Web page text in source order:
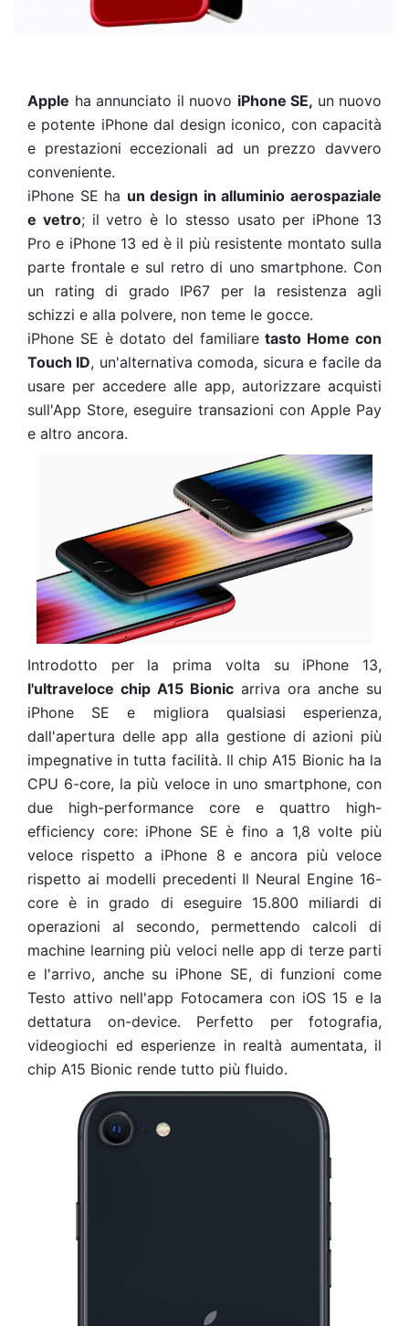
Apple ha annunciato il nuovo iPhone SE, un nuovo
e potente iPhone dal design iconico, con capacità
e prestazioni eccezionali ad un prezzo davvero
conveniente.
iPhone SE ha un design in alluminio aerospaziale
e vetro; il vetro è lo stesso usato per iPhone 13
Pro e iPhone 13 ed è il più resistente montato sulla
parte frontale e sul retro di uno smartphone. Con
un rating di grado IP67 per la resistenza agli
schizzi e alla polvere, non teme le gocce.
iPhone SE è dotato del familiare tasto Home con
Touch ID, un'alternativa comoda, sicura e facile da
usare per accedere alle app, autorizzare acquisti
sull'App Store, eseguire transazioni con Apple Pay
e altro ancora.
Introdotto per la prima volta su iPhone 13,
l'ultraveloce chip A15 Bionic arriva ora anche su
iPhone SE e migliora qualsiasi esperienza,
dall'apertura delle app alla gestione di azioni più
impegnative in tutta facilità. Il chip A15 Bionic ha la
CPU 6-core, la più veloce in uno smartphone, con
due high-performance core e quattro high-
efficiency core: iPhone SE è fino a 1,8 volte più
veloce rispetto a iPhone 8 e ancora più veloce
rispetto ai modelli precedenti Il Neural Engine 16-
core è in grado di eseguire 15.800 miliardi di
operazioni al secondo, permettendo calcoli di
machine learning più veloci nelle app di terze parti
e l'arrivo, anche su iPhone SE, di funzioni come
Testo attivo nell'app Fotocamera con iOS 15 e la
dettatura on-device. Perfetto per fotografia,
videogiochi ed esperienze in realtà aumentata, il
chip A15 Bionic rende tutto più fluido.